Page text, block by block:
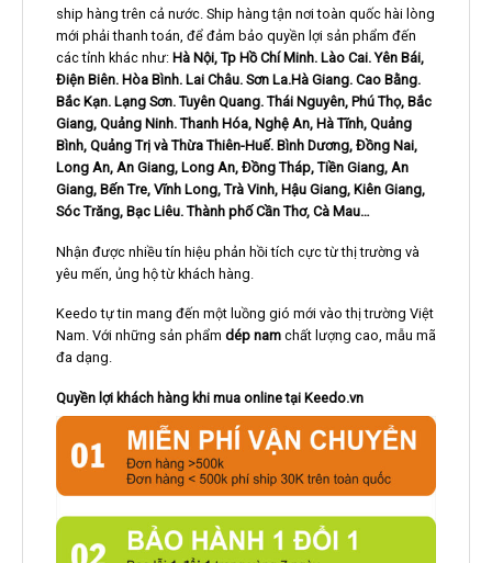
ship hàng trên cả nước. Ship hàng tận nơi toàn quốc hài lòng
mới phải thanh toán, để đảm bảo quyền lợi sản phẩm đến
các tỉnh khác như: Hà Nội, Tp Hồ Chí Minh. Lào Cai. Yên Bái,
Điện Biên. Hòa Bình. Lai Châu. Sơn La.Hà Giang. Cao Bằng.
Bắc Kạn. Lạng Sơn. Tuyên Quang. Thái Nguyên, Phú Thọ, Bắc
Giang, Quảng Ninh. Thanh Hóa, Nghệ An, Hà Tĩnh, Quảng
Bình, Quảng Trị và Thừa Thiên-Huế. Bình Dương, Đồng Nai,
Long An, An Giang, Long An, Đồng Tháp, Tiền Giang, An
Giang, Bến Tre, Vĩnh Long, Trà Vinh, Hậu Giang, Kiên Giang,
Sóc Trăng, Bạc Liêu. Thành phố Cần Thơ, Cà Mau…
Nhận được nhiều tín hiệu phản hồi tích cực từ thị trường và
yêu mến, ủng hộ từ khách hàng.
Keedo tự tin mang đến một luồng gió mới vào thị trường Việt
Nam. Với những sản phẩm dép namchất lượng cao, mẫu mã
đa dạng.
Quyền lợi khách hàng khi mua online tại Keedo.vn